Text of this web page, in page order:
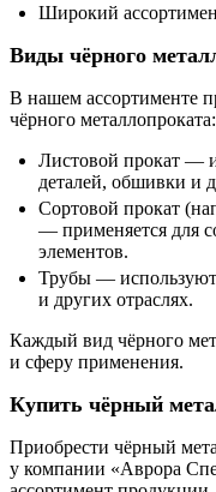
Широкий
Виды чёрного
В нашем ассортименте
чёрного металлопроката:
Листовой прокат —
деталей, обшивки и
Сортовой прокат
— применяется для
элементов.
Трубы —
и других отраслях.
Каждый вид чёрного
и сферу применения.
Купить чёрный
Приобрести чёрный
у компании «Аврора